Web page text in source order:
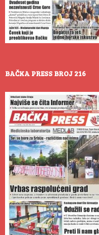
BAČKA PRESS BROJ 216